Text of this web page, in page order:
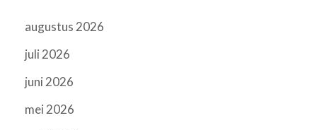
augustus 2026
juli 2026
juni 2026
mei 2026